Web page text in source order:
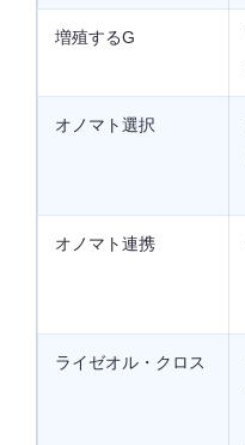
増殖するG
オノマト選択
オノマト連携
ライゼオル・クロス